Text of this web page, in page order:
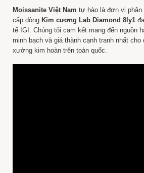
Moissanite Việt Nam tự hào là đơn vị phân
cấp dòng Kim cương Lab Diamond 8ly1
tế IGI. Chúng tôi cam kết mang đến nguồn
minh bạch và giá thành cạnh tranh nhất
xưởng kim hoàn trên toàn quốc.